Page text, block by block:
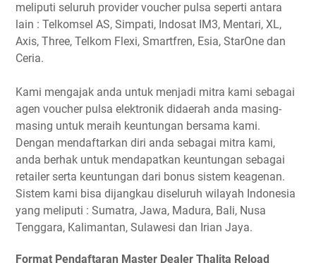
meliputi seluruh provider voucher pulsa seperti antara
lain : Telkomsel AS, Simpati, Indosat IM3, Mentari, XL,
Axis, Three, Telkom Flexi, Smartfren, Esia, StarOne dan
Ceria.
Kami mengajak anda untuk menjadi mitra kami sebagai
agen voucher pulsa elektronik didaerah anda masing-
masing untuk meraih keuntungan bersama kami.
Dengan mendaftarkan diri anda sebagai mitra kami,
anda berhak untuk mendapatkan keuntungan sebagai
retailer serta keuntungan dari bonus sistem keagenan.
Sistem kami bisa dijangkau diseluruh wilayah Indonesia
yang meliputi : Sumatra, Jawa, Madura, Bali, Nusa
Tenggara, Kalimantan, Sulawesi dan Irian Jaya.
Format Pendaftaran Master Dealer Thalita Reload